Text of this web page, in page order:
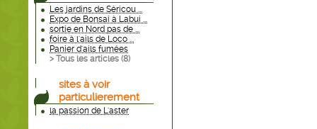
Les jardins de Séricou ...
Expo de Bonsai à Labui ...
sortie en Nord pas de ...
foire à l'ails de Loco ...
Panier d'ails fumées
> Tous les articles (8)
sites à voir
particulierement
la passion de L'aster